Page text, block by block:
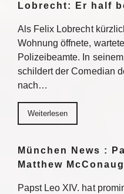
Lobrecht: Er half
Als Felix Lobrecht
Wohnung öffnete,
Polizeibeamte. In
schildert der Comedian
nach…
Weiterlesen
München News :
Matthew
Papst Leo XIV. hat